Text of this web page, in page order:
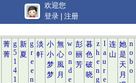
欢迎您
登录
注册